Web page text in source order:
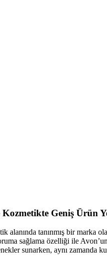
Kozmetikte Geniş Ürün
alanında tanınmış bir
sağlama özelliği ile
sunarken, aynı zamanda